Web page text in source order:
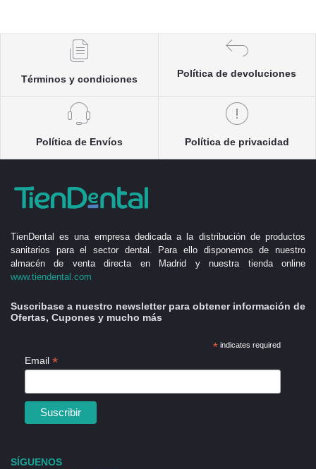
Términos y condiciones
Política de devoluciones
Política de Envíos Política de privacidad
TienDental es una empresa dedicada a la distribución de productos
sanitarios para el sector dental. Para ello disponemos de nuestro
almacén de venta directa en Madrid y nuestra tienda online
www.tiendental.com
Suscribase a nuestro newsletter para obtener información de
Ofertas, Cupones y mucho más
*indicates required
Email *
SÍGUENOS